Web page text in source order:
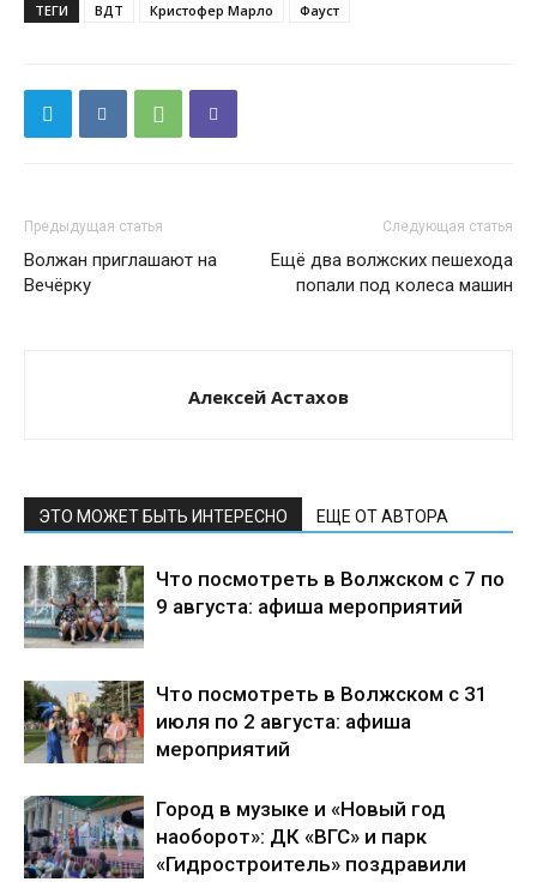
ТЕГИ ВДТ Кристофер Марло Фауст
Предыдущая статья
Волжан приглашают на
Вечёрку
Следующая статья
Ещё два волжских пешехода
попали под колеса машин
Алексей Астахов
ЭТО МОЖЕТ БЫТЬ ИНТЕРЕСНО ЕЩЕ ОТ АВТОРА
Что посмотреть в Волжском с 7 по
9 августа: афиша мероприятий
Что посмотреть в Волжском с 31
июля по 2 августа: афиша
мероприятий
Город в музыке и «Новый год
наоборот»: ДК «ВГС» и парк
«Гидростроитель» поздравили